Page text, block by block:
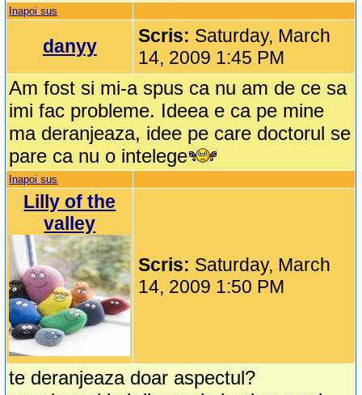
Inapoi sus
danyy Scris: Saturday, March
14, 2009 1:45 PM
Am fost si mi-a spus ca nu am de ce sa
imi fac probleme. Ideea e ca pe mine
ma deranjeaza, idee pe care doctorul se
pare ca nu o intelege
Inapoi sus
Lilly of the
valley
Scris: Saturday, March
14, 2009 1:50 PM
te deranjeaza doar aspectul?